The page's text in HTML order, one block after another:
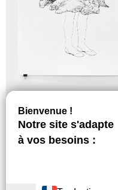
24 - 03 - 2018, 18:00
GALERIE MUNICIPALE JEAN-